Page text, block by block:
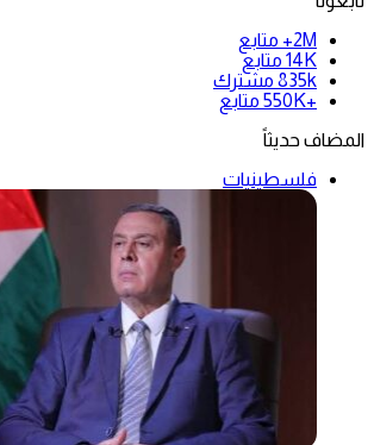
2M+
متابع
14K متابع
835k مشترك
+550K
متابع
المضاف حديثاً
فلسطينيات